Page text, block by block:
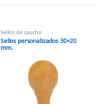
Sellos de caucho
Sellos personalizados 30×20
mm.